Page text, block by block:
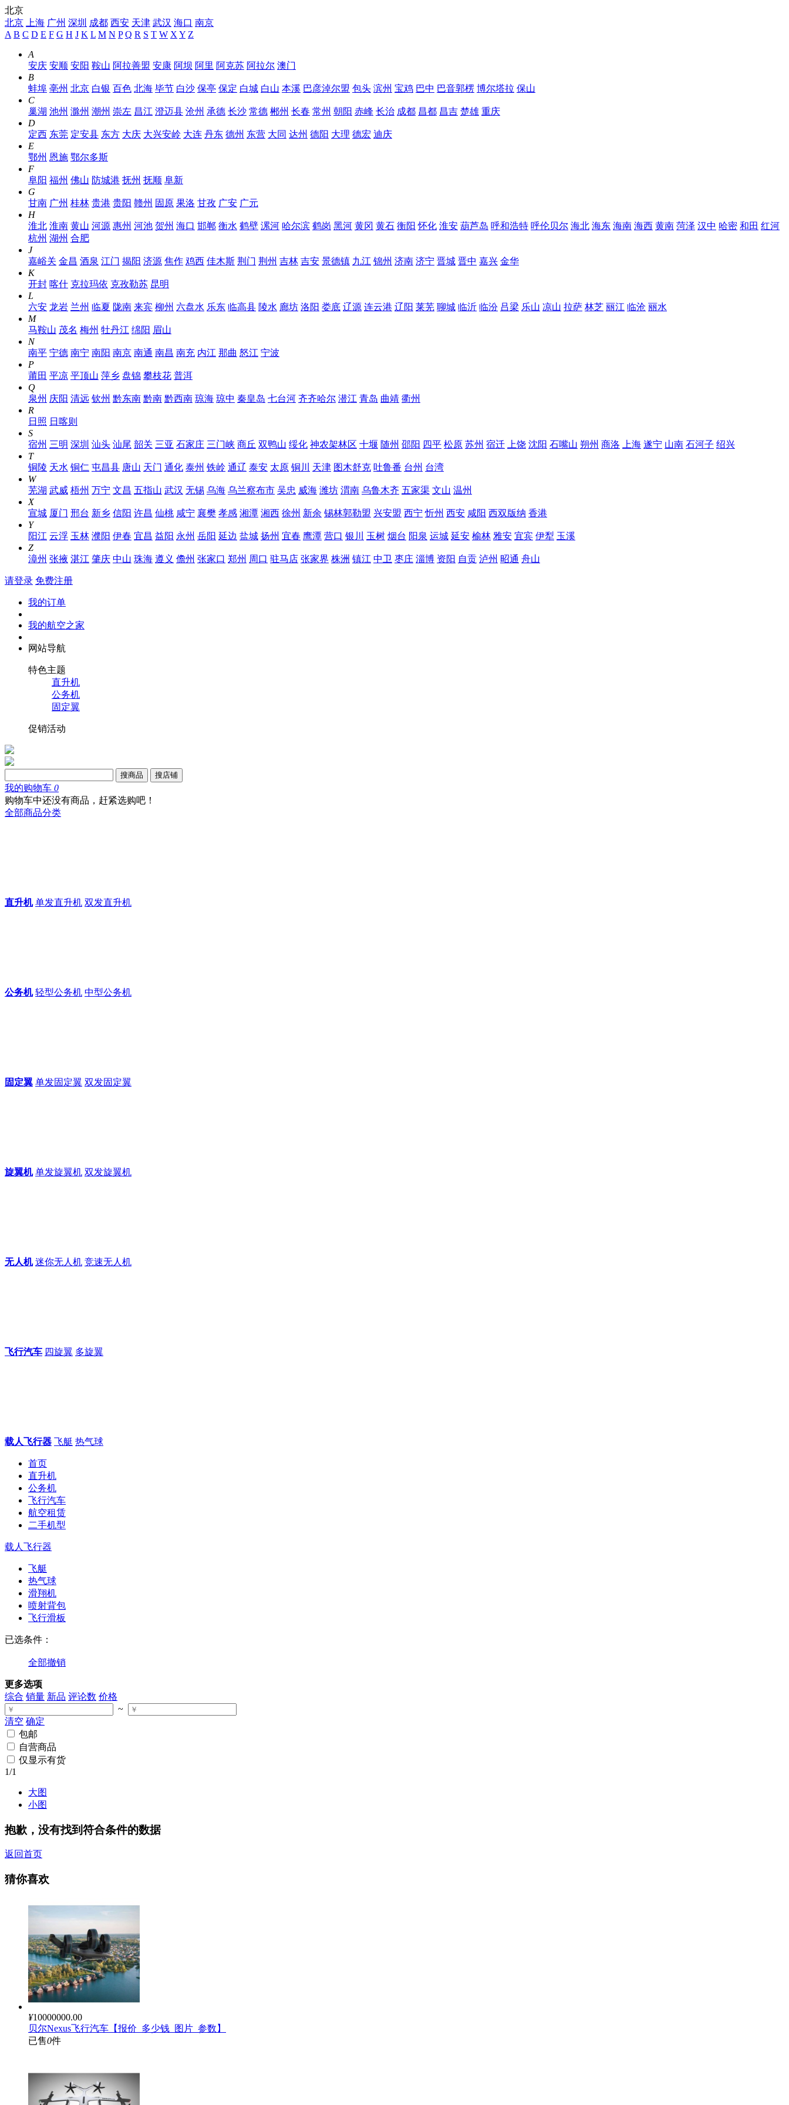
北京
北京
上海 广州 深圳 成都 西安 天津 武汉 海口 南京
A B C D E F G H J K L M N P Q R S T W X Y Z
A
安庆 安顺 安阳 鞍山 阿拉善盟 安康 阿坝 阿里 阿克苏 阿拉尔 澳门
B
蚌埠 亳州 北京 白银 百色 北海 毕节 白沙 保亭 保定 白城 白山 本溪 巴彦淖尔盟 包头 滨州 宝鸡 巴中 巴音郭楞 博尔塔拉 保山
C
巢湖 池州 滁州 潮州 崇左 昌江 澄迈县 沧州 承德 长沙 常德 郴州 长春 常州 朝阳 赤峰 长治 成都 昌都 昌吉 楚雄 重庆
D
定西 东莞 定安县 东方 大庆 大兴安岭 大连 丹东 德州 东营 大同 达州 德阳 大理 德宏 迪庆
E
鄂州 恩施 鄂尔多斯
F
阜阳 福州 佛山 防城港 抚州 抚顺 阜新
G
甘南 广州 桂林 贵港 贵阳 赣州 固原 果洛 甘孜 广安 广元
H
淮北 淮南 黄山 河源 惠州 河池 贺州 海口 邯郸 衡水 鹤壁 漯河 哈尔滨 鹤岗 黑河 黄冈 黄石 衡阳 怀化 淮安 葫芦岛 呼和浩特 呼伦贝尔 海北 海东 海南 海西 黄南 菏泽 汉中 哈密 和田 红河
杭州 湖州 合肥
J
嘉峪关 金昌 酒泉 江门 揭阳 济源 焦作 鸡西 佳木斯 荆门 荆州 吉林 吉安 景德镇 九江 锦州 济南 济宁 晋城 晋中 嘉兴 金华
K
开封 喀什 克拉玛依 克孜勒苏 昆明
L
六安 龙岩 兰州 临夏 陇南 来宾 柳州 六盘水 乐东 临高县 陵水 廊坊 洛阳 娄底 辽源 连云港 辽阳 莱芜 聊城 临沂 临汾 吕梁 乐山 凉山 拉萨 林芝 丽江 临沧 丽水
M
马鞍山 茂名 梅州 牡丹江 绵阳 眉山
N
南平 宁德 南宁 南阳 南京 南通 南昌 南充 内江 那曲 怒江 宁波
P
莆田 平凉 平顶山 萍乡 盘锦 攀枝花 普洱
Q
泉州 庆阳 清远 钦州 黔东南 黔南 黔西南 琼海 琼中 秦皇岛 七台河 齐齐哈尔 潜江 青岛 曲靖 衢州
R
日照 日喀则
S
宿州 三明 深圳 汕头 汕尾 韶关 三亚 石家庄 三门峡 商丘 双鸭山 绥化 神农架林区 十堰 随州 邵阳 四平 松原 苏州 宿迁 上饶 沈阳 石嘴山 朔州 商洛 上海 遂宁 山南 石河子 绍兴
T
铜陵 天水 铜仁 屯昌县 唐山 天门 通化 泰州 铁岭 通辽 泰安 太原 铜川 天津 图木舒克 吐鲁番 台州 台湾
W
芜湖 武威 梧州 万宁 文昌 五指山 武汉 无锡 乌海 乌兰察布市 吴忠 威海 潍坊 渭南 乌鲁木齐 五家渠 文山 温州
X
宣城 厦门 邢台 新乡 信阳 许昌 仙桃 咸宁 襄樊 孝感 湘潭 湘西 徐州 新余 锡林郭勒盟 兴安盟 西宁 忻州 西安 咸阳 西双版纳 香港
Y
阳江 云浮 玉林 濮阳 伊春 宜昌 益阳 永州 岳阳 延边 盐城 扬州 宜春 鹰潭 营口 银川 玉树 烟台 阳泉 运城 延安 榆林 雅安 宜宾 伊犁 玉溪
Z
漳州 张掖 湛江 肇庆 中山 珠海 遵义 儋州 张家口 郑州 周口 驻马店 张家界 株洲 镇江 中卫 枣庄 淄博 资阳 自贡 泸州 昭通 舟山
请登录 免费注册
我的订单
我的航空之家
网站导航
特色主题
直升机
公务机
固定翼
促销活动
搜商品 搜店铺
我的购物车 0
购物车中还没有商品，赶紧选购吧！
全部商品分类
直升机 单发直升机 双发直升机
公务机 轻型公务机 中型公务机
固定翼 单发固定翼 双发固定翼
旋翼机 单发旋翼机 双发旋翼机
无人机 迷你无人机 竞速无人机
飞行汽车 四旋翼 多旋翼
载人飞行器 飞艇 热气球
首页
直升机
公务机
飞行汽车
航空租赁
二手机型
载人飞行器
飞艇
热气球
滑翔机
喷射背包
飞行滑板
已选条件：
全部撤销
更多选项
综合 销量 新品 评论数 价格
~
清空 确定
包邮
自营商品
仅显示有货
1/1
大图
小图
抱歉，没有找到符合条件的数据
返回首页
猜你喜欢
¥10000000.00
贝尔Nexus飞行汽车【报价_多少钱_图片_参数】
已售0件